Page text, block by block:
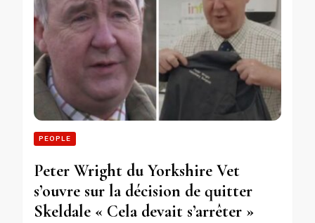
PEOPLE
Peter Wright du Yorkshire Vet
s’ouvre sur la décision de quitter
Skeldale « Cela devait s’arrêter »